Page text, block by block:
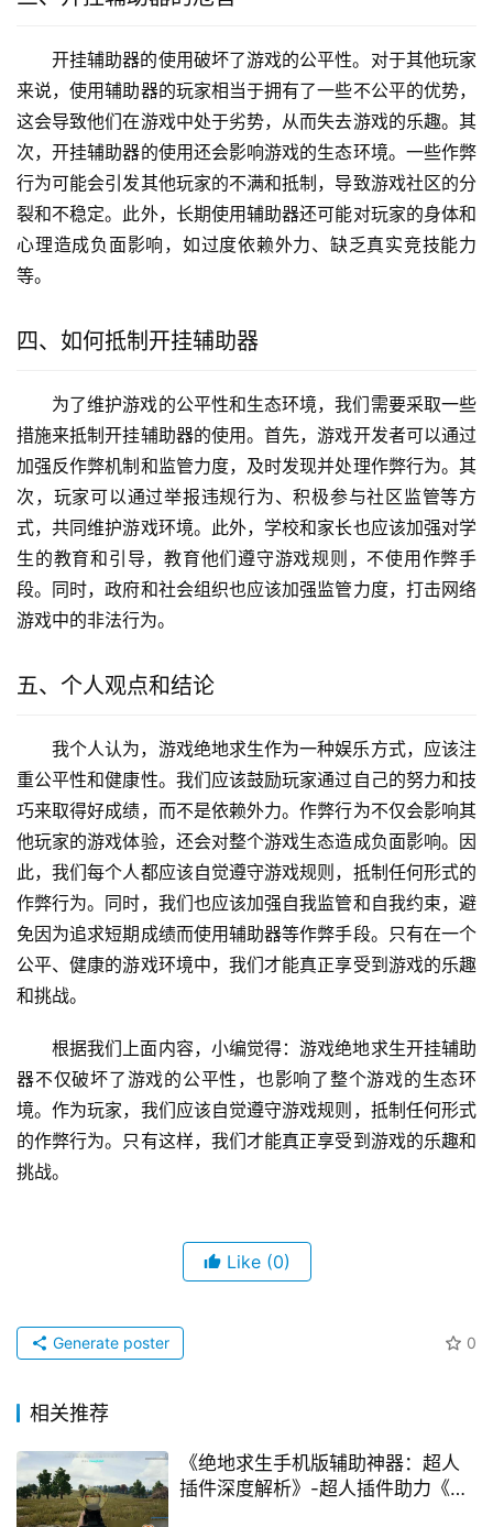
开挂辅助器的使用破坏了游戏的公平性。对于其他玩家
来说，使用辅助器的玩家相当于拥有了一些不公平的优势，
这会导致他们在游戏中处于劣势，从而失去游戏的乐趣。其
次，开挂辅助器的使用还会影响游戏的生态环境。一些作弊
行为可能会引发其他玩家的不满和抵制，导致游戏社区的分
裂和不稳定。此外，长期使用辅助器还可能对玩家的身体和
心理造成负面影响，如过度依赖外力、缺乏真实竞技能力
等。
四、如何抵制开挂辅助器
为了维护游戏的公平性和生态环境，我们需要采取一些
措施来抵制开挂辅助器的使用。首先，游戏开发者可以通过
加强反作弊机制和监管力度，及时发现并处理作弊行为。其
次，玩家可以通过举报违规行为、积极参与社区监管等方
式，共同维护游戏环境。此外，学校和家长也应该加强对学
生的教育和引导，教育他们遵守游戏规则，不使用作弊手
段。同时，政府和社会组织也应该加强监管力度，打击网络
游戏中的非法行为。
五、个人观点和结论
我个人认为，游戏绝地求生作为一种娱乐方式，应该注
重公平性和健康性。我们应该鼓励玩家通过自己的努力和技
巧来取得好成绩，而不是依赖外力。作弊行为不仅会影响其
他玩家的游戏体验，还会对整个游戏生态造成负面影响。因
此，我们每个人都应该自觉遵守游戏规则，抵制任何形式的
作弊行为。同时，我们也应该加强自我监管和自我约束，避
免因为追求短期成绩而使用辅助器等作弊手段。只有在一个
公平、健康的游戏环境中，我们才能真正享受到游戏的乐趣
和挑战。
根据我们上面内容，小编觉得：游戏绝地求生开挂辅助
器不仅破坏了游戏的公平性，也影响了整个游戏的生态环
境。作为玩家，我们应该自觉遵守游戏规则，抵制任何形式
的作弊行为。只有这样，我们才能真正享受到游戏的乐趣和
挑战。
Like (0)
0
Generate poster
相关推荐
《绝地求生手机版辅助神器：超人
插件深度解析》-超人插件助力《绝